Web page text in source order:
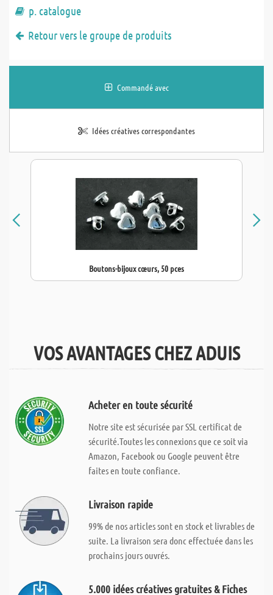
p. catalogue
Retour vers le groupe de produits
Commandé avec
Idées créatives correspondantes
Boutons-bijoux cœurs, 50 pces
VOS AVANTAGES CHEZ ADUIS
Acheter en toute sécurité
Notre site est sécurisée par SSL certificat de
sécurité.Toutes les connexions que ce soit via
Amazon, Facebook ou Google peuvent être
faites en toute confiance.
Livraison rapide
99% de nos articles sont en stock et livrables de
suite. La livraison sera donc effectuée dans les
prochains jours ouvrés.
5.000 idées créatives gratuites & Fiches